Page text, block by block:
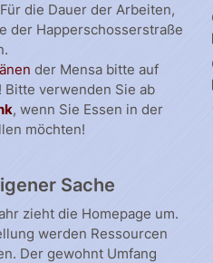
die Dauer der Arbeiten,
der Happerschosserstraße
der Mensa bitte auf
Bitte verwenden Sie ab
, wenn Sie Essen in der
möchten!
Sache
zieht die Homepage um.
werden Ressourcen
Der gewohnt Umfang